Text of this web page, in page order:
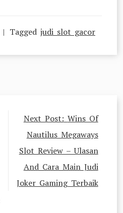
Tagged judi slot gacor
Next Post: Wins Of
Nautilus Megaways
Slot Review – Ulasan
And Cara Main Judi
Joker Gaming Terbaik